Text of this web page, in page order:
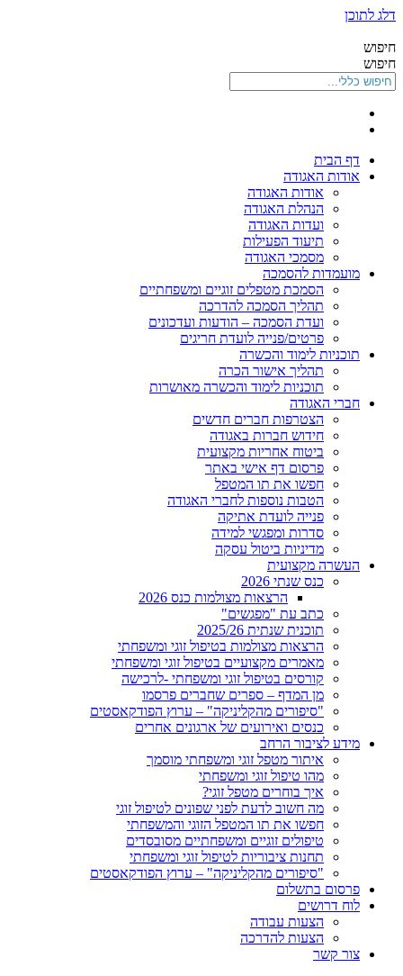
דלג לתוכן
חיפוש
חיפוש
דף הבית
אודות האגודה
אודות האגודה
הנהלת האגודה
ועדות האגודה
תיעוד הפעילות
מסמכי האגודה
מועמדות להסמכה
הסמכת מטפלים זוגיים ומשפחתיים
תהליך הסמכה להדרכה
ועדת הסמכה – הודעות ועדכונים
פרטים/פנייה לועדת חריגים
תוכניות לימוד והכשרה
תהליך אישור הכרה
תוכניות לימוד והכשרה מאושרות
חברי האגודה
הצטרפות חברים חדשים
חידוש חברות באגודה
ביטוח אחריות מקצועית
פרסום דף אישי באתר
חפשו את תו המטפל
הטבות נוספות לחברי האגודה
פנייה לועדת אתיקה
סדרות ומפגשי למידה
מדיניות ביטול עסקה
העשרה מקצועית
כנס שנתי 2026
הרצאות מצולמות כנס 2026
כתב עת "מפגשים"
תוכנית שנתית 2025/26
הרצאות מצולמות בטיפול זוגי ומשפחתי
מאמרים מקצועיים בטיפול זוגי ומשפחתי
קורסים בטיפול זוגי ומשפחתי -לרכישה
מן המדף – ספרים שחברים פרסמו
"סיפורים מהקליניקה" – ערוץ הפודקאסטים
כנסים ואירועים של ארגונים אחרים
מידע לציבור הרחב
איתור מטפל זוגי ומשפחתי מוסמך
מהו טיפול זוגי ומשפחתי
איך בוחרים מטפל זוגי?
מה חשוב לדעת לפני שפונים לטיפול זוגי
חפשו את תו המטפל הזוגי והמשפחתי
טיפולים זוגיים ומשפחתיים מסובסדים
תחנות ציבוריות לטיפול זוגי ומשפחתי
"סיפורים מהקליניקה" – ערוץ הפודקאסטים
פרסום בתשלום
לוח דרושים
הצעות עבודה
הצעות להדרכה
צור קשר